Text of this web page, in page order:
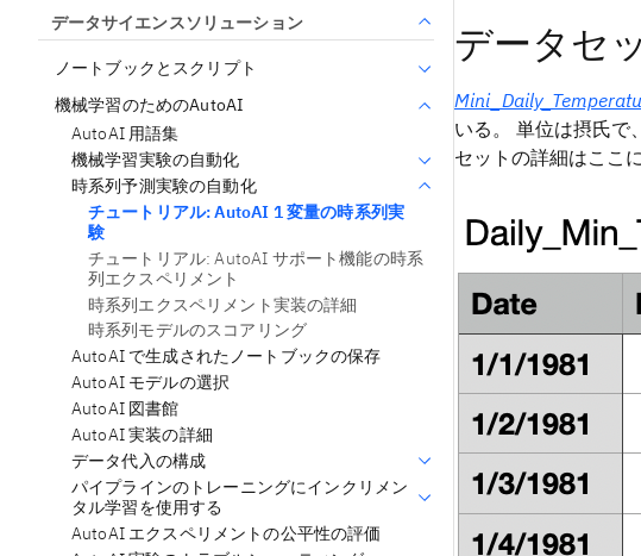
データサイエンスソリューション
ノートブックとスクリプト
機械学習のためのAutoAI
AutoAI 用語集
機械学習実験の自動化
時系列予測実験の自動化
チュートリアル: AutoAI 1 変量の時系列実
験
チュートリアル: AutoAI サポート機能の時系
列エクスペリメント
時系列エクスペリメント実装の詳細
時系列モデルのスコアリング
AutoAI で生成されたノートブックの保存
AutoAI モデルの選択
AutoAI 図書館
AutoAI 実装の詳細
データ代入の構成
パイプラインのトレーニングにインクリメン
タル学習を使用する
AutoAI エクスペリメントの公平性の評価
データセ
いる。 単位は摂氏で
セットの詳細はここ